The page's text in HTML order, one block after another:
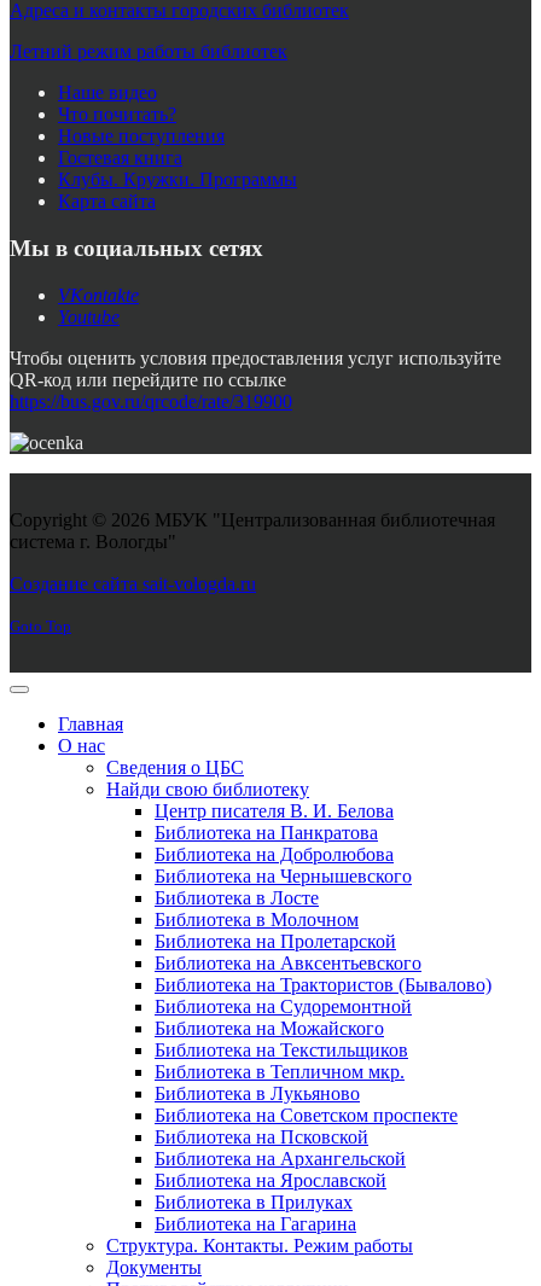
Адреса и контакты городских библиотек
Летний режим работы библиотек
Наше видео
Что почитать?
Новые поступления
Гостевая книга
Клубы. Кружки. Программы
Карта сайта
Мы в социальных сетях
VKontakte
Youtube
Чтобы оценить условия предоставления услуг используйте
QR-код или перейдите по ссылке
https://bus.gov.ru/qrcode/rate/319900
Copyright © 2026 МБУК "Централизованная библиотечная
система г. Вологды"
Создание сайта sait-vologda.ru
Goto Top
Главная
О нас
Сведения о ЦБС
Найди свою библиотеку
Центр писателя В. И. Белова
Библиотека на Панкратова
Библиотека на Добролюбова
Библиотека на Чернышевского
Библиотека в Лосте
Библиотека в Молочном
Библиотека на Пролетарской
Библиотека на Авксентьевского
Библиотека на Трактористов (Бывалово)
Библиотека на Судоремонтной
Библиотека на Можайского
Библиотека на Текстильщиков
Библиотека в Тепличном мкр.
Библиотека в Лукьяново
Библиотека на Советском проспекте
Библиотека на Псковской
Библиотека на Архангельской
Библиотека на Ярославской
Библиотека в Прилуках
Библиотека на Гагарина
Структура. Контакты. Режим работы
Документы